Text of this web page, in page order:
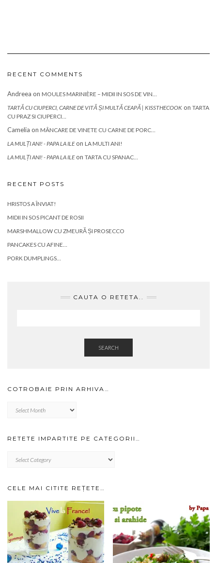
RECENT COMMENTS
Andreea on MOULES MARINIÈRE – MIDII IN SOS DE VIN…
TARTĂ CU CIUPERCI, CARNE DE VITĂ ȘI MULTĂ CEAPĂ | KISSTHECOOK on TARTA
CU PRAZ SI CIUPERCI…
Camelia on MÂNCARE DE VINETE CU CARNE DE PORC…
LA MULȚI ANI! - PAPA LA ILEon LA MULTI ANI!
LA MULȚI ANI! - PAPA LA ILEon TARTA CU SPANAC…
RECENT POSTS
HRISTOS A ÎNVIAT!
MIDII IN SOS PICANT DE ROSII
MARSHMALLOW CU ZMEURĂ ȘI PROSECCO
PANCAKES CU AFINE…
PORK DUMPLINGS…
CAUTA O RETETA..
SEARCH
COTROBAIE PRIN ARHIVA…
prin
RETETE IMPARTITE PE CATEGORII…
IMPARTITE
CELE MAI CITITE REȚETE…